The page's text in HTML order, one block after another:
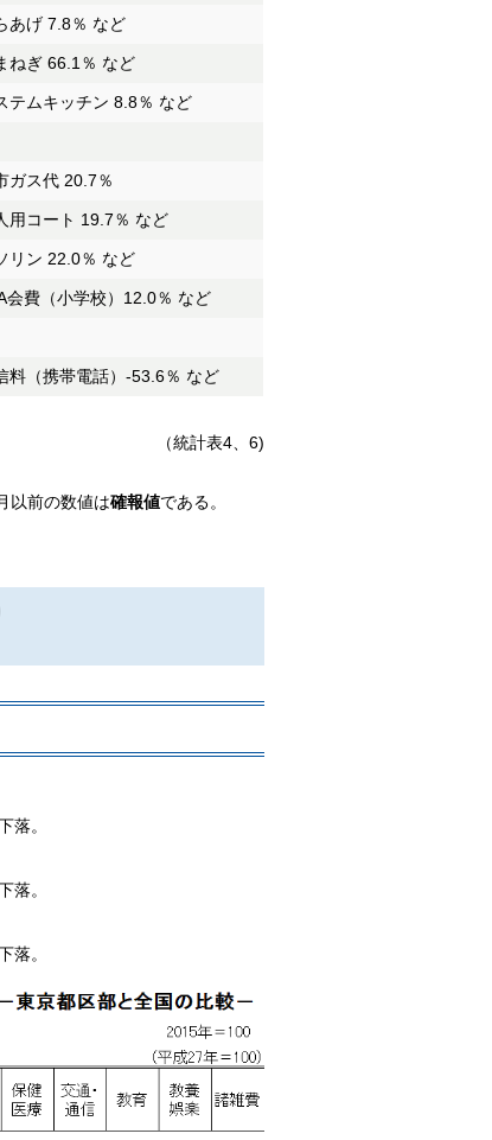
あげ 7.8％ など
ねぎ 66.1％ など
テムキッチン 8.8％ など
ガス代 20.7％
用コート 19.7％ など
リン 22.0％ など
会費（小学校）12.0％ など
料（携帯電話）-53.6％ など
（統計表4、6)
以前の数値は確報値である。
落。
落。
落。